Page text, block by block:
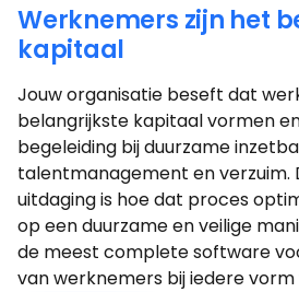
Werknemers zijn het
kapitaal
Jouw organisatie beseft dat
belangrijkste kapitaal vormen
begeleiding bij duurzame
talentmanagement en verzuim.
uitdaging is hoe dat proces
op een duurzame en veilige
de meest complete software
van werknemers bij iedere